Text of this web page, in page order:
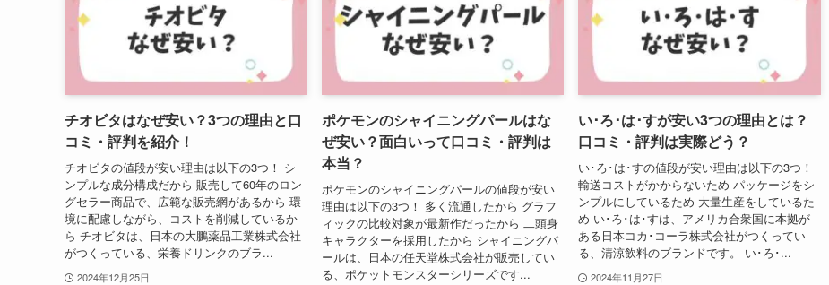
チオビタはなぜ安い？3つの理由と口
コミ・評判を紹介！
チオビタの値段が安い理由は以下の3つ！ シ
ンプルな成分構成だから 販売して60年のロン
グセラー商品で、広範な販売網があるから 環
境に配慮しながら、コストを削減しているか
ら チオビタは、日本の大鵬薬品工業株式会社
がつくっている、栄養ドリンクのブラ...
2024年12月25日
ポケモンのシャイニングパールはな
ぜ安い？面白いって口コミ・評判は
本当？
ポケモンのシャイニングパールの値段が安い
理由は以下の3つ！ 多く流通したから グラフ
ィックの比較対象が最新作だったから 二頭身
キャラクターを採用したから シャイニングパ
ールは、日本の任天堂株式会社が販売してい
る、ポケットモンスターシリーズです...
い･ろ･は･すが安い3つの理由とは？
口コミ・評判は実際どう？
い･ろ･は･すの値段が安い理由は以下の3つ！
輸送コストがかからないため パッケージをシ
ンプルにしているため 大量生産をしているた
め い･ろ･は･すは、アメリカ合衆国に本拠が
ある日本コカ･コーラ株式会社がつくってい
る、清涼飲料のブランドです。 い･ろ･...
2024年11月27日